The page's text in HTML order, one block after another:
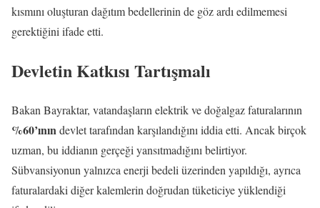
kısmını oluşturan dağıtım bedellerinin de göz ardı edilmemesi
gerektiğini ifade etti.
Devletin Katkısı Tartışmalı
Bakan Bayraktar, vatandaşların elektrik ve doğalgaz faturalarının
%60’ınındevlet tarafından karşılandığını iddia etti. Ancak birçok
uzman, bu iddianın gerçeği yansıtmadığını belirtiyor.
Sübvansiyonun yalnızca enerji bedeli üzerinden yapıldığı, ayrıca
faturalardaki diğer kalemlerin doğrudan tüketiciye yüklendiği